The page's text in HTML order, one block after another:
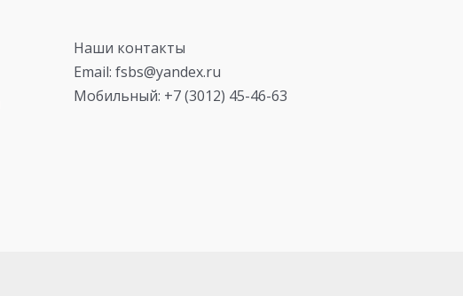
Наши контакты
Email: fsbs@yandex.ru
Мобильный: +7 (3012) 45-46-63